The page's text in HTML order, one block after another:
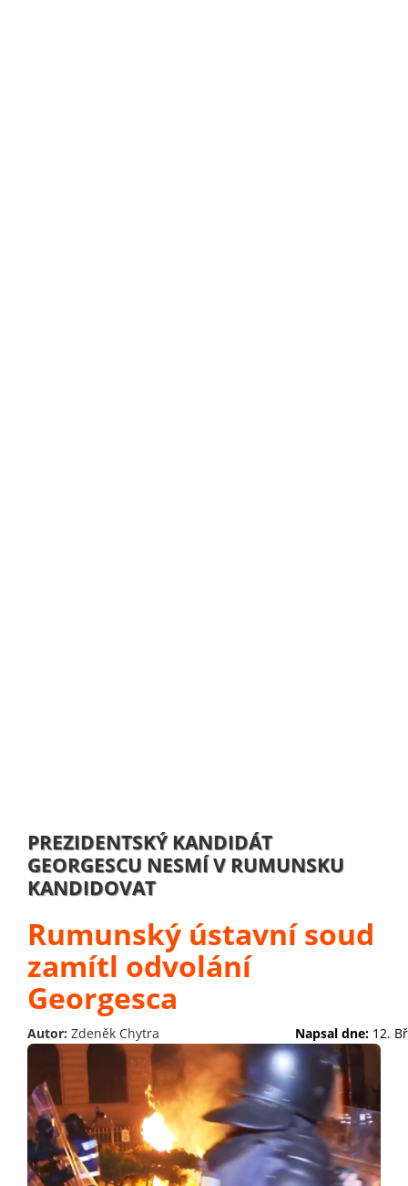
PREZIDENTSKÝ KANDIDÁT
GEORGESCU NESMÍ V RUMUNSKU
KANDIDOVAT
Rumunský ústavní soud
zamítl odvolání
Georgesca
Autor: Zdeněk Chytra Napsal dne: 12.